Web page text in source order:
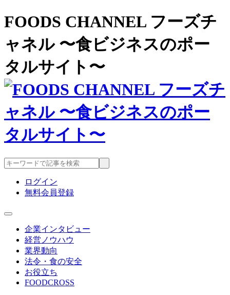
FOODS CHANNEL フーズチ
ャネル 〜食ビジネスのポー
タルサイト〜
ログイン
無料会員登録
企業インタビュー
経営ノウハウ
業界動向
法令・食の安全
お役立ち
FOODCROSS